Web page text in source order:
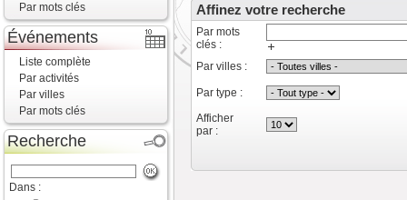
Par mots clés
Événements
Liste complète
Par activités
Par villes
Par mots clés
Recherche
Dans :
Affinez votre recherche
Par mots
clés :
Par villes :
Par type :
Afficher
par :